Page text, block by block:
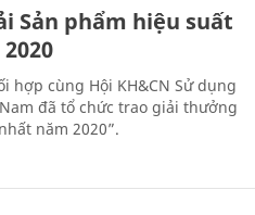
Sản phẩm hiệu suất
hợp cùng Hội KH&CN Sử dụng
đã tổ chức trao giải thưởng
năm 2020”.